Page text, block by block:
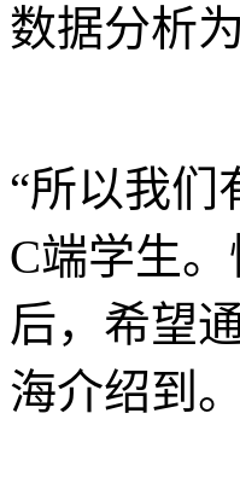
数据分析
“所以我们
C端学生
后，希望
海介绍到。